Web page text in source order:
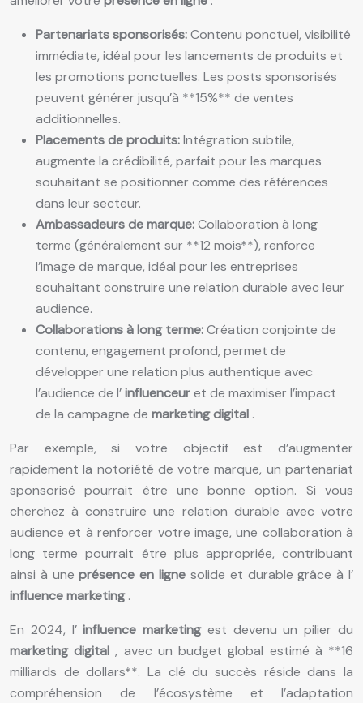
Partenariats sponsorisés:Contenu ponctuel, visibilité
immédiate, idéal pour les lancements de produits et
les promotions ponctuelles. Les posts sponsorisés
peuvent générer jusqu’à **15%** de ventes
additionnelles.
Placements de produits:Intégration subtile,
augmente la crédibilité, parfait pour les marques
souhaitant se positionner comme des références
dans leur secteur.
Ambassadeurs de marque:Collaboration à long
terme (généralement sur **12 mois**), renforce
l’image de marque, idéal pour les entreprises
souhaitant construire une relation durable avec leur
audience.
Collaborations à long terme:Création conjointe de
contenu, engagement profond, permet de
développer une relation plus authentique avec
l’audience de l’influenceuret de maximiser l’impact
de la campagne de marketing digital .
Par exemple, si votre objectif est d’augmenter
rapidement la notoriété de votre marque, un partenariat
sponsorisé pourrait être une bonne option. Si vous
cherchez à construire une relation durable avec votre
audience et à renforcer votre image, une collaboration à
long terme pourrait être plus appropriée, contribuant
ainsi à uneprésence en ligne solide et durable grâce à l’
influence marketing.
En 2024, l’influence marketing est devenu un pilier du
marketing digital, avec un budget global estimé à **16
milliards de dollars**. La clé du succès réside dans la
compréhension de l’écosystème et l’adaptation